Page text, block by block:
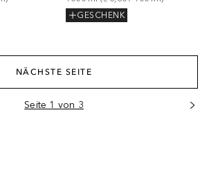
GESCHENK
NÄCHSTE SEITE
Seite 1 von 3